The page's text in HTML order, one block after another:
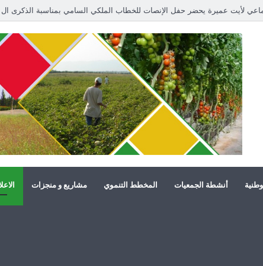
أنشطة الجمعيات المخطط التنموي مشاريع و منجزات